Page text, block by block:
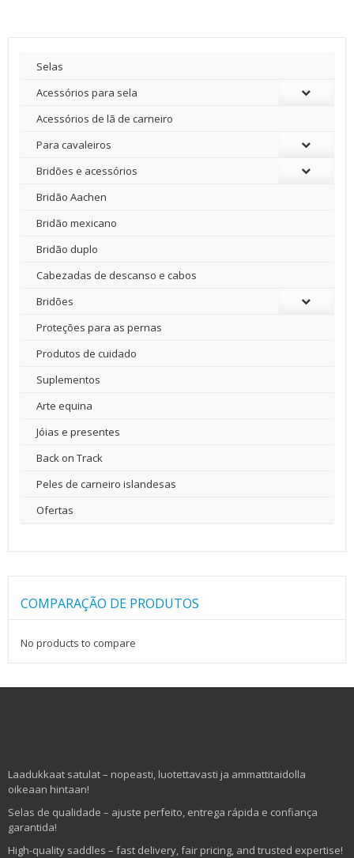
Selas
Acessórios para sela
Acessórios de lã de carneiro
Para cavaleiros
Bridões e acessórios
Bridão Aachen
Bridão mexicano
Bridão duplo
Cabezadas de descanso e cabos
Bridões
Proteções para as pernas
Produtos de cuidado
Suplementos
Arte equina
Jóias e presentes
Back on Track
Peles de carneiro islandesas
Ofertas
COMPARAÇÃO DE PRODUTOS
No products to compare
Laadukkaat satulat – nopeasti, luotettavasti ja ammattitaidolla
oikeaan hintaan!
Selas de qualidade – ajuste perfeito, entrega rápida e confiança
garantida!
High-quality saddles – fast delivery, fair pricing, and trusted expertise!